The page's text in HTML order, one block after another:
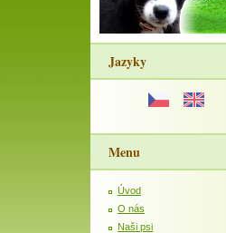
Jazyky
Menu
Úvod
O nás
Naši psi